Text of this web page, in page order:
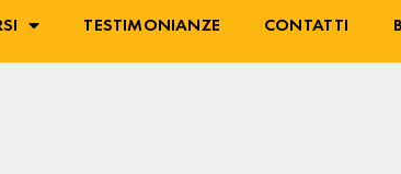
TESTIMONIANZE CONTATTI